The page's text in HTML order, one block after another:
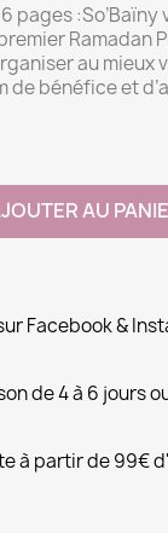
pages :So’Baïny
Ramadan
au mieux
de bénéfice et
AU
Facebook &
de 4 à 6 jours
à partir de 99€